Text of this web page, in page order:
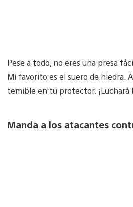
Pese a todo, no eres una presa
Mi favorito es el suero de hiedra.
temible en tu protector.
Manda a los atacantes